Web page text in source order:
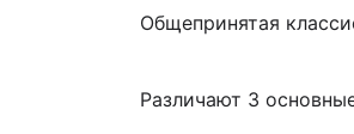
Общепринятая
Различают 3